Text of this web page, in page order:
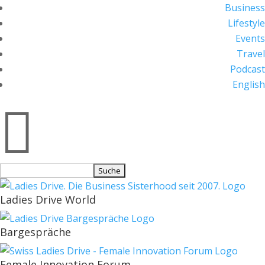
Business
Lifestyle
Events
Travel
Podcast
English

nach:
Ladies Drive World
Bargespräche